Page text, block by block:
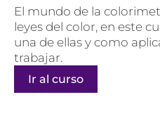
El mundo de la
leyes del color, en este
una de ellas y como
trabajar.
Ir al curso